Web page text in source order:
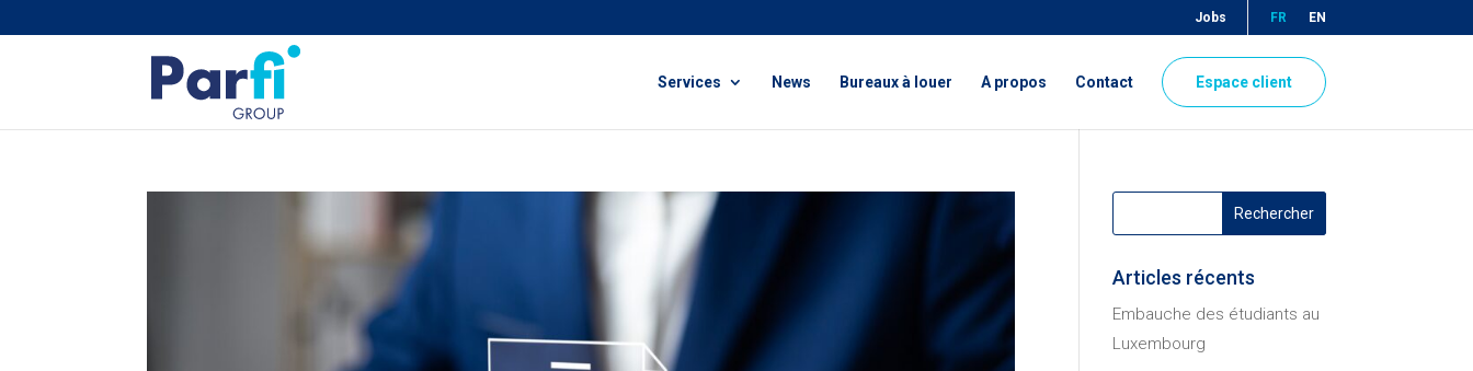
Jobs EN
FR
Services News Bureaux à louer A propos Contact Espace client
Articles récents
Embauche des étudiants au
Luxembourg